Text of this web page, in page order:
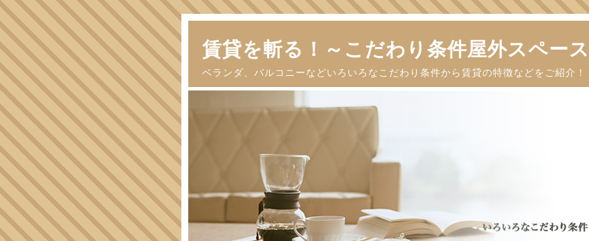
賃貸を斬る！～こだわり条件屋外スペー
ベランダ、バルコニーなどいろいろなこだわり条件から賃貸の特徴などをご紹介！